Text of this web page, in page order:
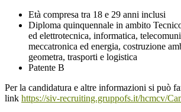
Età compresa tra 18 e 29 anni inclusi
Diploma quinquennale in ambito
ed elettrotecnica, informatica,
meccatronica ed energia, costruzione
geometra, trasporti e logistica
Patente B
Per la candidatura e altre informazioni si può
link https://siv-recruiting.gruppofs.it/hcmcv/